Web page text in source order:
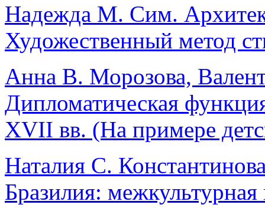
Надежда М. Сим.
Художественный метод
Анна В. Морозова,
Дипломатическая
XVII вв. (На примере
Наталия С.
Бразилия: